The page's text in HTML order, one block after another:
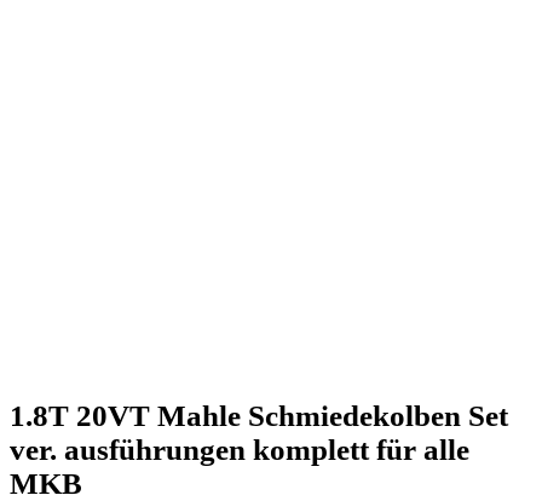
1.8T 20VT Mahle Schmiedekolben Set
ver. ausführungen komplett für alle
MKB